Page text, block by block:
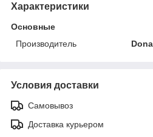
Характеристики
Основные
Производитель
Условия доставки
Самовывоз
Доставка курьером